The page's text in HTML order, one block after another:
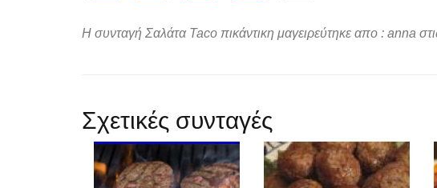
Η συνταγή Σαλάτα Taco πικάντικη μαγειρεύτηκε απο : anna
Σχετικές συνταγές